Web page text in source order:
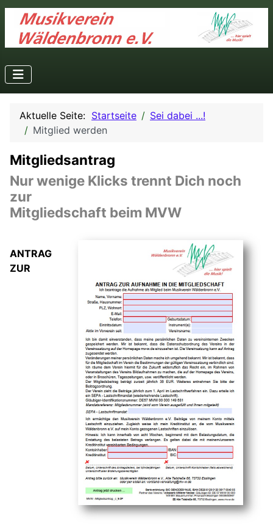
Aktuelle Seite: Startseite
Sei dabei ...!
Mitglied werden
Mitgliedsantrag
Nur wenige Klicks trennt Dich noch
zur
Mitgliedschaft beim MVW
ANTRAG
ZUR